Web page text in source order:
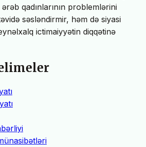
ərəb qadınlarının problemlərini
səsləndirmir, həm də siyasi
ictimaiyyətin diqqətinə